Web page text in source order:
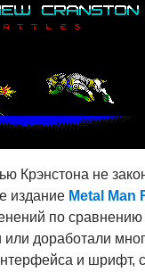
Крэнстона не
издание Metal Man
по
доработали
и шрифт,